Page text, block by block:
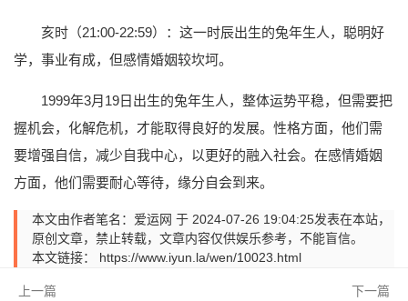
亥时（21:00-22:59）：这一时辰出生的兔年生人，聪明好
学，事业有成，但感情婚姻较坎坷。
1999年3月19日出生的兔年生人，整体运势平稳，但需要把
握机会，化解危机，才能取得良好的发展。性格方面，他们需
要增强自信，减少自我中心，以更好的融入社会。在感情婚姻
方面，他们需要耐心等待，缘分自会到来。
本文由作者笔名：爱运网 于 2024-07-26 19:04:25发表在本站，
原创文章，禁止转载，文章内容仅供娱乐参考，不能盲信。
本文链接： https://www.iyun.la/wen/10023.html
上一篇
下一篇